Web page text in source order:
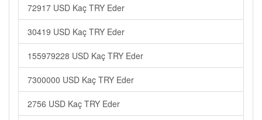
72917 USD Kaç TRY Eder
30419 USD Kaç TRY Eder
155979228 USD Kaç TRY Eder
7300000 USD Kaç TRY Eder
2756 USD Kaç TRY Eder